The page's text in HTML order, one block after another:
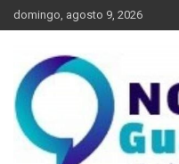
Skip
to
domingo, agosto 9, 2026